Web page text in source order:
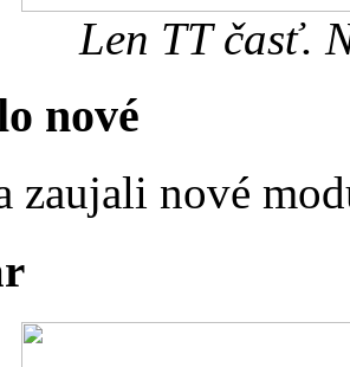
Len TT časť.
nové
zaujali nové